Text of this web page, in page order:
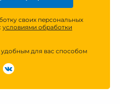
своих персональных
условиями обработки
для вас способом